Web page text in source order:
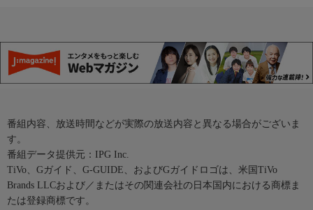
番組内容、放送時間などが実際の放送内容と異なる場合がございま
す。
番組データ提供元：IPG Inc.
TiVo、Gガイド、G-GUIDE、およびGガイドロゴは、米国TiVo
Brands LLCおよび／またはその関連会社の日本国内における商標ま
たは登録商標です。